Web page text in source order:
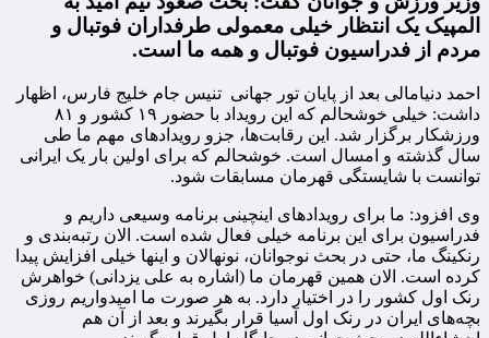
المپیک یک انتظار خیلی معمولی طرفداران فوتبال و
مردم از فدراسیون فوتبال و همه ما است.
احمد دنیامالی بعد از پایان تور جهانی تنیس جام خلیج فارس، اظهار
داشت: خیلی خوشحالم که این رویداد با حضور ۱۹ کشور و ۸۱
ورزشکار برگزار شد. این رقابت‌ها، جزو رویدادهای مهم ما طی
سال گذشته و امسال است. خوشحالم که برای اولین بار یک ایرانی
توانست با شایستگی قهرمان مسابقات شود.
وی افزود: ما برای رویدادهای اینچینی برنامه وسیعی داریم و
فدراسیون برای این برنامه خیلی فعال شده است. الان رتبه‌بندی و
رنکینگ ما، حتی در بحث نوجوانان، نونهالان و اینها خیلی افزایش پیدا
کرده است. الان همین قهرمان ما (اشاره به علی یزدانی) خواهرش
رنک اول کشور را در اختیار دارد. به هر صورت ما امیدواریم روزی
بچه‌های ایران در رنک اول آسیا قرار بگیرند و بعد از آن هم